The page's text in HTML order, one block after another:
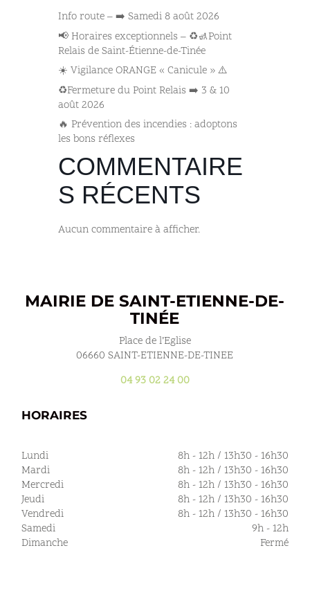
Info route – ➡️ Samedi 8 août 2026
📢 Horaires exceptionnels – ♻️🚮Point
Relais de Saint-Étienne-de-Tinée
☀️ Vigilance ORANGE « Canicule » ⚠️
♻️Fermeture du Point Relais ➡️​ 3 & 10
août 2026
🔥 Prévention des incendies : adoptons
les bons réflexes
COMMENTAIRE
S RÉCENTS
Aucun commentaire à afficher.
MAIRIE DE SAINT-ETIENNE-DE-
TINÉE
Place de l’Eglise
06660 SAINT-ETIENNE-DE-TINEE
04 93 02 24 00
HORAIRES
Lundi
8h - 12h / 13h30 - 16h30
Mardi
8h - 12h / 13h30 - 16h30
Mercredi
8h - 12h / 13h30 - 16h30
Jeudi
8h - 12h / 13h30 - 16h30
Vendredi
8h - 12h / 13h30 - 16h30
Samedi
9h - 12h
Dimanche
Fermé